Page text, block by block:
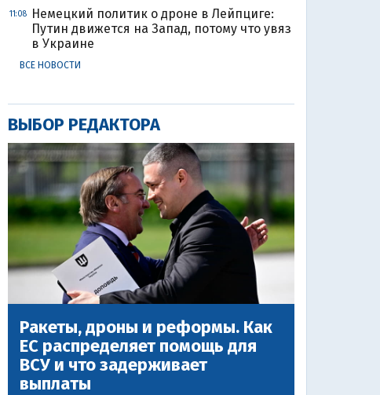
11:08
Немецкий политик о дроне в Лейпциге:
Путин движется на Запад, потому что увяз
в Украине
ВСЕ НОВОСТИ
ВЫБОР РЕДАКТОРА
Ракеты, дроны и реформы. Как
ЕС распределяет помощь для
ВСУ и что задерживает
выплаты